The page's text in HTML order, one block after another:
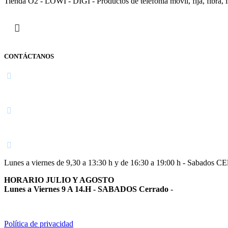
CONTÁCTANOS
Lunes a viernes de 9,30 a 13:30 h y de 16:30 a 19:00 h - Sabados
HORARIO JULIO Y AGOSTO
Lunes a Viernes 9 A 14.H - SABADOS Cerrado -
Política de privacidad